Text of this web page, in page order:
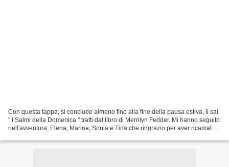
Con questa tappa, si conclude almeno fino alla fine della pausa estiva, il sal
" I Salmi della Domenica " tratti dal libro di Merrilyn Fedder. Mi hanno seguito
nell'avventura, Elena, Marina, Sonia e Tina che ringrazio per aver ricamato